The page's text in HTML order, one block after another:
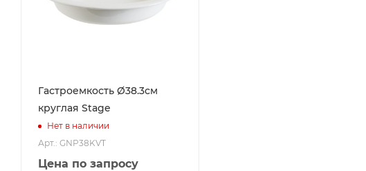
Гастроемкость Ø38.3см
круглая Stage
Нет в наличии
Арт.: GNP38KVT
Цена по запросу